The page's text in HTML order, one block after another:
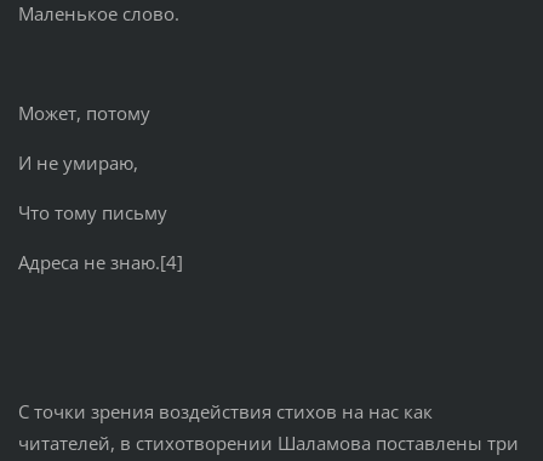
Маленькое слово.
Может, потому
И не умираю,
Что тому письму
Адреса не знаю.[4]
С точки зрения воздействия стихов на нас как
читателей, в стихотворении Шаламова поставлены три